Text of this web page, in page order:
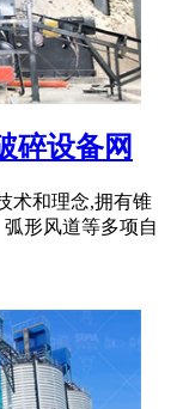
碎设备网
术和理念,拥有锥
形风道等多项自